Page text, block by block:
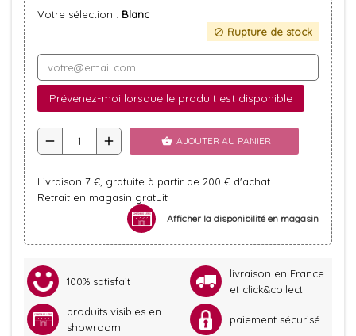
Votre sélection : Blanc
block Rupture de stock
Prévenez-moi lorsque le produit est disponible
remove add shopping_basket AJOUTER AU PANIER
Livraison 7 €, gratuite à partir de 200 € d'achat
Retrait en magasin gratuit
Afficher la disponibilité en magasin
100% satisfait
livraison en France
et click&collect
produits visibles en
showroom
paiement sécurisé